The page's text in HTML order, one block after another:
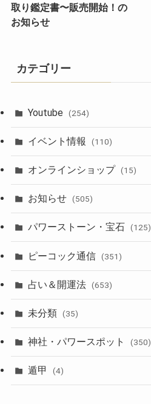
取り鑑定書〜販売開始！の
お知らせ
カテゴリー
Youtube (254)
イベント情報 (110)
オンラインショップ (15)
お知らせ (505)
パワーストーン・宝石 (125)
ピーコック通信 (351)
占い＆開運法 (653)
未分類 (35)
神社・パワースポット (350)
遁甲 (4)